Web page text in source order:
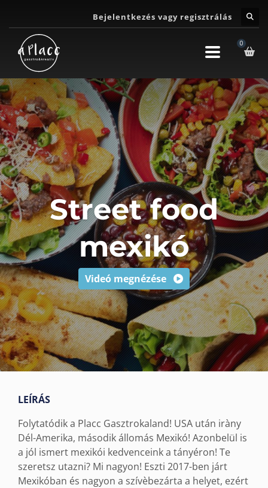
Bejelentkezés vagy regisztrálás
Street food
mexikó
Videó megnézése
LEÍRÁS
Folytatódik a Placc Gasztrokaland! USA után iràny
Dél-Amerika, második állomás Mexikó! Azonbelül is
a jól ismert mexikói kedvenceink a tányéron! Te
szeretsz utazni? Mi nagyon! Eszti 2017-ben járt
Mexikóban és nagyon a szívèbezárta a helyet, ezért